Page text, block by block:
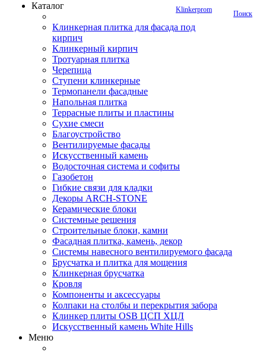
Поиск
Klinkerprom
Каталог
Клинкерная плитка для фасада под
кирпич
Клинкерный кирпич
Тротуарная плитка
Черепица
Ступени клинкерные
Термопанели фасадные
Напольная плитка
Террасные плиты и пластины
Сухие смеси
Благоустройство
Вентилируемые фасады
Искусственный камень
Водосточная система и софиты
Газобетон
Гибкие связи для кладки
Декоры ARCH-STONE
Керамические блоки
Системные решения
Строительные блоки, камни
Фасадная плитка, камень, декор
Системы навесного вентилируемого фасада
Брусчатка и плитка для мощения
Клинкерная брусчатка
Кровля
Компоненты и аксессуары
Колпаки на столбы и перекрытия забора
Клинкер плиты OSB ЦСП ХЦЛ
Искусственный камень White Hills
Меню